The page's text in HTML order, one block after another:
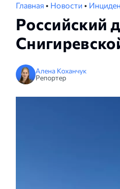
Главная • Новости •
Российский
Алена Коханчук
Репортер